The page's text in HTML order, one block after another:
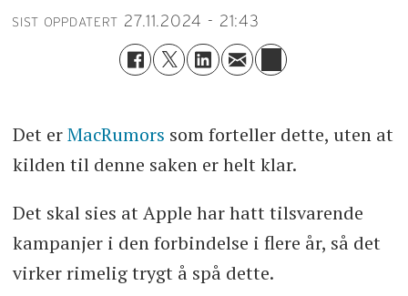
SIST OPPDATERT 27.11.2024 - 21:43
Det erMacRumors som forteller dette, uten at
kilden til denne saken er helt klar.
Det skal sies at Apple har hatt tilsvarende
kampanjer i den forbindelse i flere år, så det
virker rimelig trygt å spå dette.